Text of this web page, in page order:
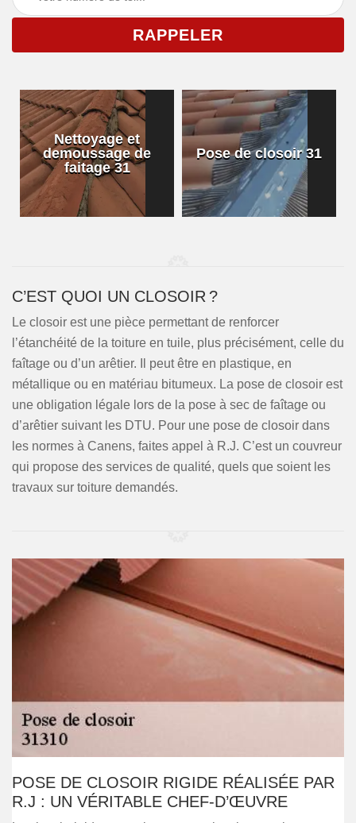
Nettoyage et
demoussage de
faitage 31
Pose de closoir 31
C’EST QUOI UN CLOSOIR ?
Le closoir est une pièce permettant de renforcer
l’étanchéité de la toiture en tuile, plus précisément, celle du
faîtage ou d’un arêtier. Il peut être en plastique, en
métallique ou en matériau bitumeux. La pose de closoir est
une obligation légale lors de la pose à sec de faîtage ou
d’arêtier suivant les DTU. Pour une pose de closoir dans
les normes à Canens, faites appel à R.J. C’est un couvreur
qui propose des services de qualité, quels que soient les
travaux sur toiture demandés.
POSE DE CLOSOIR RIGIDE RÉALISÉE PAR
R.J : UN VÉRITABLE CHEF-D’ŒUVRE